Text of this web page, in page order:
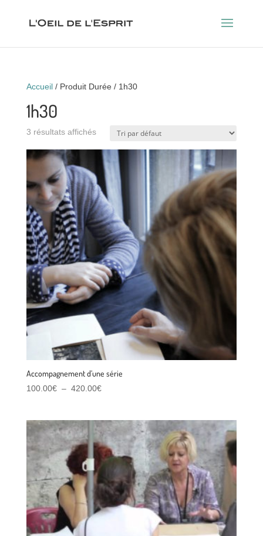
Accueil/ Produit Durée / 1h30
1h30
3 résultats affichés
Accompagnement d’une série
100.00€ – 420.00€Plage
100.00€
à
420.00€